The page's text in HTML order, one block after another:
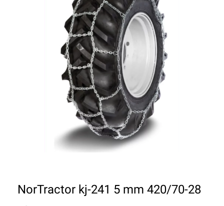
NorTractor kj-241 5 mm 420/70-28